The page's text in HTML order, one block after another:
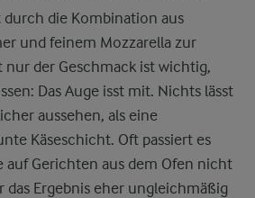
durch die Kombination aus
und feinem Mozzarella zur
nur der Geschmack ist wichtig,
Das Auge isst mit. Nichts lässt
aussehen, als eine
Käseschicht. Oft passiert es
auf Gerichten aus dem Ofen nicht
Ergebnis eher ungleichmäßig